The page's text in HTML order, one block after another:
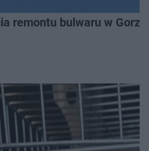
remontu bulwaru w